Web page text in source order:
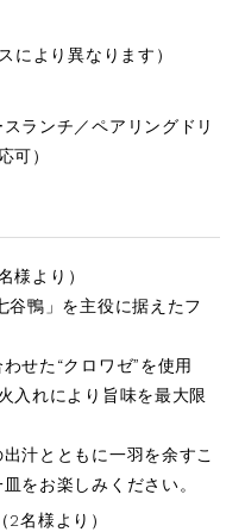
より異なります）
ンチ／ペアリングドリ
可）
より）
鴨」を主役に据えたフ
せた“クロワゼ”を使用
入れにより旨味を最大限
汁とともに一羽を余すこ
をお楽しみください。
名様より）